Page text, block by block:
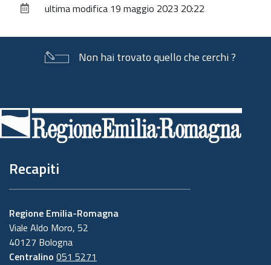
documentoultima modifica 19 maggio 2023 20:22
Non hai trovato quello che cerchi ?
di
pagina
Recapiti
Regione Emilia-Romagna
Viale Aldo Moro, 52
40127 Bologna
Centralino 051 5271